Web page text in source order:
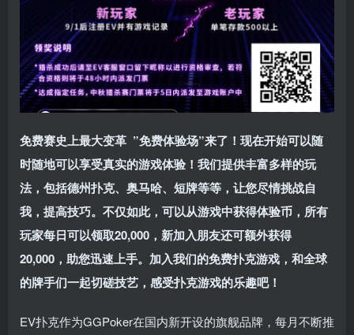
免费赛史上最大变革 ”免费体验场”来了！ 现在开始可以随
时随地可以享受真实的游戏体验！我们提供丰富多样的玩
法，包括德州扑克、奥马哈、短牌等等，让您尽情挑战自
我，提高技巧。不仅如此， 可以从游戏中获得体验币，所有
玩家每日可以领取20,000，新加入朋友还可额外获得
20,000，助您迅速上手。 加入我们的免费扑克游戏，和全球
的牌手们一起切磋技艺，感受扑克游戏的乐趣吧！
EV扑克作为GGPoker在国内新开设的旗舰品牌，每月不断推